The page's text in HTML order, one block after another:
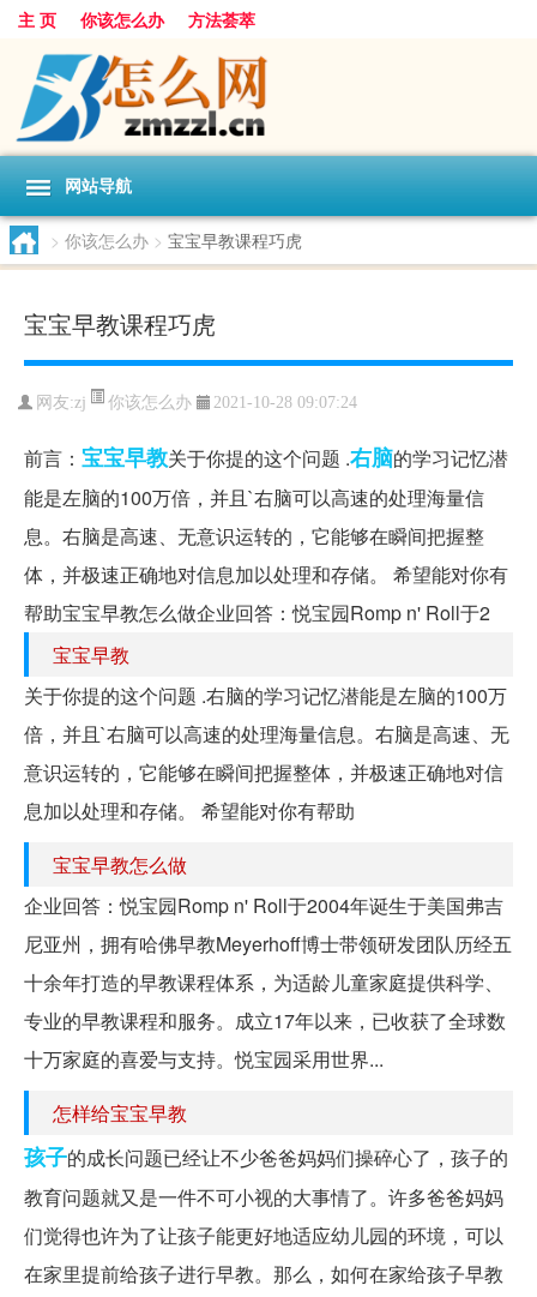
主 页 你该怎么办 方法荟萃
网站导航
> 你该怎么办 > 宝宝早教课程巧虎
宝宝早教课程巧虎
网友:zj 你该怎么办 2021-10-28 09:07:24
前言： 宝宝早教关于你提的这个问题 .右脑的学习记忆潜
能是左脑的100万倍，并且`右脑可以高速的处理海量信
息。右脑是高速、无意识运转的，它能够在瞬间把握整
体，并极速正确地对信息加以处理和存储。 希望能对你有
帮助宝宝早教怎么做企业回答：悦宝园Romp n' Roll于2
宝宝早教
关于你提的这个问题 .右脑的学习记忆潜能是左脑的100万
倍，并且`右脑可以高速的处理海量信息。右脑是高速、无
意识运转的，它能够在瞬间把握整体，并极速正确地对信
息加以处理和存储。 希望能对你有帮助
宝宝早教怎么做
企业回答：悦宝园Romp n' Roll于2004年诞生于美国弗吉
尼亚州，拥有哈佛早教Meyerhoff博士带领研发团队历经五
十余年打造的早教课程体系，为适龄儿童家庭提供科学、
专业的早教课程和服务。成立17年以来，已收获了全球数
十万家庭的喜爱与支持。悦宝园采用世界...
怎样给宝宝早教
孩子的成长问题已经让不少爸爸妈妈们操碎心了，孩子的
教育问题就又是一件不可小视的大事情了。许多爸爸妈妈
们觉得也许为了让孩子能更好地适应幼儿园的环境，可以
在家里提前给孩子进行早教。那么，如何在家给孩子早教